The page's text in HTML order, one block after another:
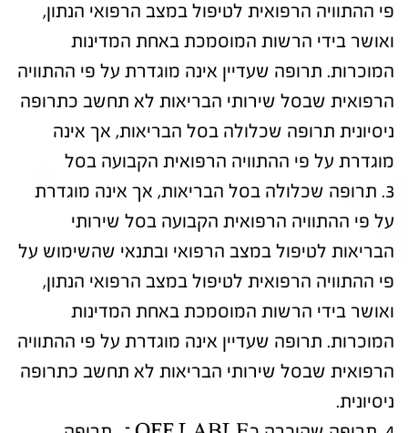
פי ההתוויה הרפואית לטיפול במצב הרפואי הנתון,
ואושר בידי הרשות המוסמכת באחת המדינות
המוכרות. תרופה שעדיין אינה מוגדרת על פי ההתוויה
הרפואית שבסל שירותי הבריאות לא תחשב כתרופה
ניסיונית תרופה שכלולה בסל הבריאות, אך אינה
מוגדרת על פי ההתוויה הרפואית הקבועה בסל
3. תרופה שכלולה בסל הבריאות, אך אינה מוגדרת
על פי ההתוויה הרפואית הקבועה בסל שירותי
הבריאות לטיפול במצב הרפואי ובתנאי שהשימוש על
פי ההתוויה הרפואית לטיפול במצב הרפואי הנתון,
ואושר בידי הרשות המוסמכת באחת המדינות
המוכרות. תרופה שעדיין אינה מוגדרת על פי ההתוויה
הרפואית שבסל שירותי הבריאות לא תחשב כתרופה
ניסיונית.